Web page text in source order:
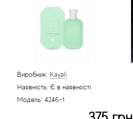
Виробник: Kayali
Наявність: Є в наявності
Модель: 4246-1